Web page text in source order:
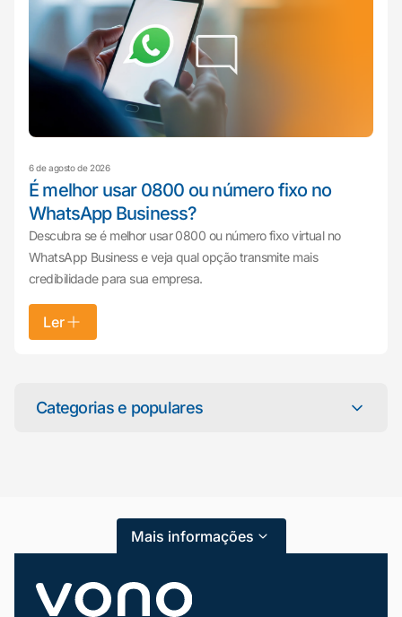
6 de agosto de 2026
É melhor usar 0800 ou número fixo no
WhatsApp Business?
Descubra se é melhor usar 0800 ou número fixo virtual no
WhatsApp Business e veja qual opção transmite mais
credibilidade para sua empresa.
Ler
Categorias e populares
Atendimento ao Cliente
Blog
Dicas e Tutoriais
Mais informações
online agora